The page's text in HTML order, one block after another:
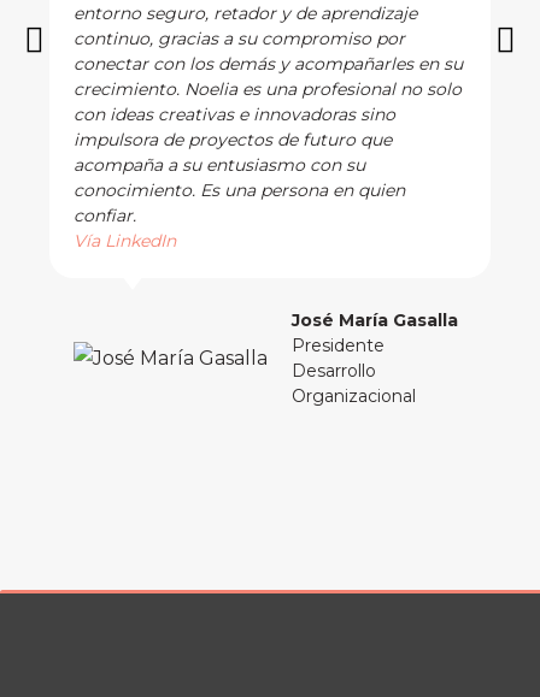
entorno seguro, retador y de aprendizaje
continuo, gracias a su compromiso por
conectar con los demás y acompañarles en su
crecimiento. Noelia es una profesional no solo
con ideas creativas e innovadoras sino
impulsora de proyectos de futuro que
acompaña a su entusiasmo con su
conocimiento. Es una persona en quien
confiar.
Vía LinkedIn
José María Gasalla
Presidente
Desarrollo
Organizacional